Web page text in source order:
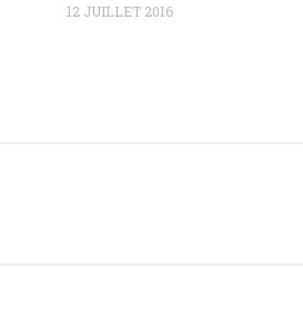
12 JUILLET 2016